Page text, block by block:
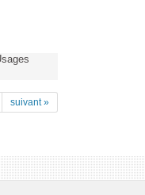
suivant »